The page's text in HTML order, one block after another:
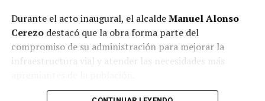
Durante el acto inaugural, el alcaldeManuel Alonso
Cerezodestacó que la obra forma parte del
compromiso de su administración para mejorar la
infraestructura vial y atender las necesidades más